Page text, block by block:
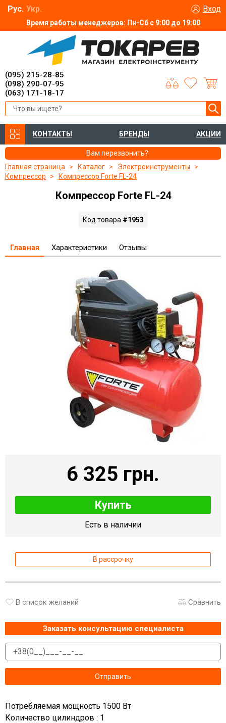
Время работы менеджеров: Пн-Сб с 9:00 до 19:00
Рус. Укр. Вход
(095) 215-28-85
(098) 290-07-95
(063) 171-18-17
КОНТАКТЫ БРЕНДЫ АКЦИИ
Вам перезвонить?
Главная страница
Каталог
Электроинструменты
Компрессор
Компрессор Forte FL-24
Компрессор Forte FL-24
Код товара #1953
Главная Характеристики Отзывы
6 325 грн.
Купить
Есть в наличии
В рассрочку
В список желаний Сравнить
Заказать консультацию специалиста
Потребляемая мощность 1500 Вт
Количество цилиндров : 1